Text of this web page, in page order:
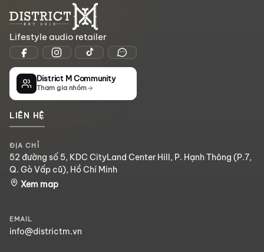
Lifestyle audio retailer
District M Community
Tham gia nhóm
LIÊN HỆ
ĐỊA CHỈ
52 đường số 5, KDC CityLand Center Hill, P. Hạnh Thông (P.7,
Q. Gò Vấp cũ), Hồ Chí Minh
Xem map
EMAIL
info@districtm.vn